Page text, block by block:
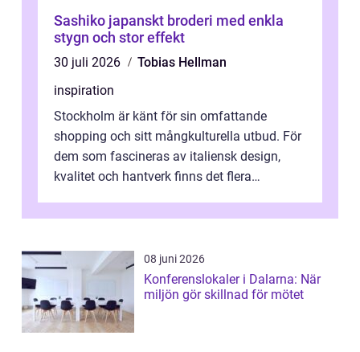
Sashiko japanskt broderi med enkla
stygn och stor effekt
30 juli 2026
Tobias Hellman
inspiration
Stockholm är känt för sin omfattande
shopping och sitt mångkulturella utbud. För
dem som fascineras av italiensk design,
kvalitet och hantverk finns det flera
08 juni 2026
Konferenslokaler i Dalarna: När
miljön gör skillnad för mötet